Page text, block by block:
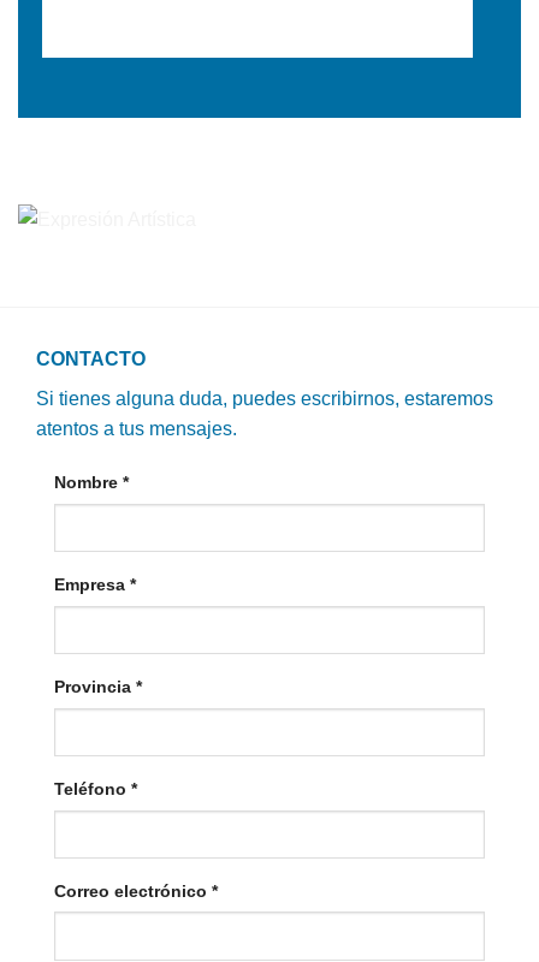
CONTACTO
Si tienes alguna duda, puedes escribirnos, estaremos
atentos a tus mensajes.
Nombre *
Empresa *
Provincia *
Teléfono *
Correo electrónico *